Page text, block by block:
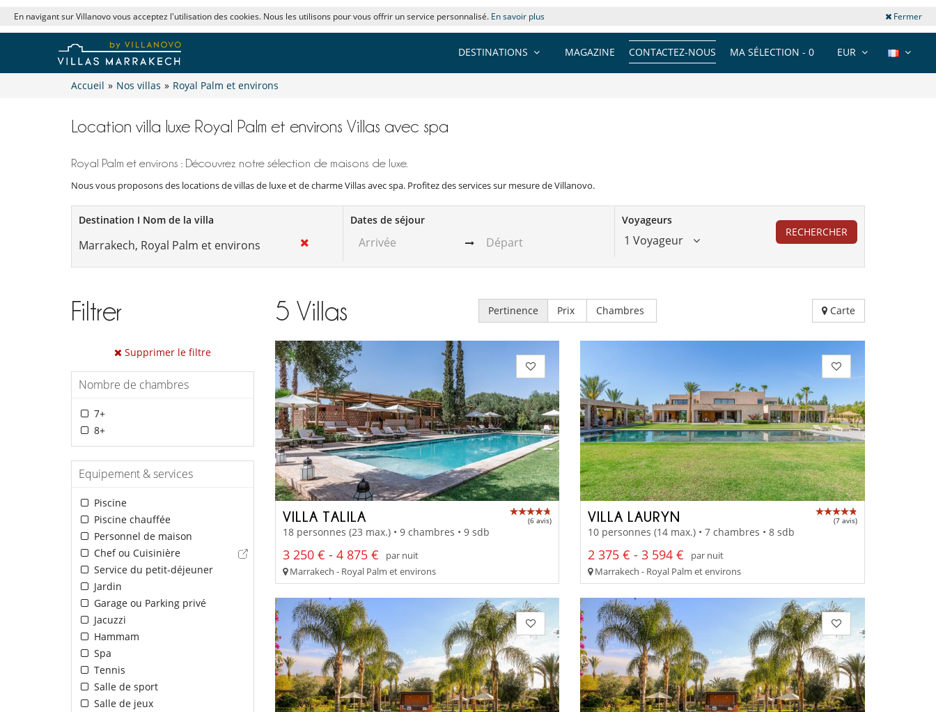
En navigant sur Villanovo vous acceptez l'utilisation des cookies. Nous les utilisons pour vous offrir un service personnalisé. En savoir plus Fermer
EUR
MA SÉLECTION - 0
CONTACTEZ-NOUS
MAGAZINE
DESTINATIONS
Accueil » Nos villas » Royal Palm et environs
Location villa luxe Royal Palm et environs Villas avec spa
Royal Palm et environs : Découvrez notre sélection de maisons de luxe.
Nous vous proposons des locations de villas de luxe et de charme Villas avec spa. Profitez des services sur mesure de Villanovo.
Destination I Nom de la villa Dates de séjour Voyageurs
1 Voyageur
RECHERCHER
Filtrer
Supprimer le filtre
Nombre de chambres
7+
8+
Equipement & services
Piscine
Piscine chauffée
Personnel de maison
Chef ou Cuisinière
Service du petit-déjeuner
Jardin
Garage ou Parking privé
Jacuzzi
Hammam
Spa
Tennis
Salle de sport
Salle de jeux
5 Villas Pertinence Prix Chambres Carte
VILLA TALILA (6 avis)
18 personnes (23 max.) • 9 chambres • 9 sdb
3 250 € - 4 875 €
par nuit
Marrakech - Royal Palm et environs
VILLA LAURYN (7 avis)
10 personnes (14 max.) • 7 chambres • 8 sdb
2 375 € - 3 594 €
par nuit
Marrakech - Royal Palm et environs